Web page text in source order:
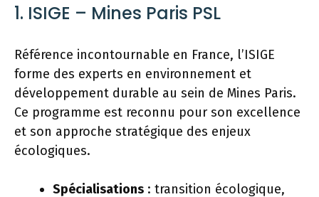
1. ISIGE – Mines Paris PSL
Référence incontournable en France, l’ISIGE
forme des experts en environnement et
développement durable au sein de Mines Paris.
Ce programme est reconnu pour son excellence
et son approche stratégique des enjeux
écologiques.
Spécialisations : transition écologique,